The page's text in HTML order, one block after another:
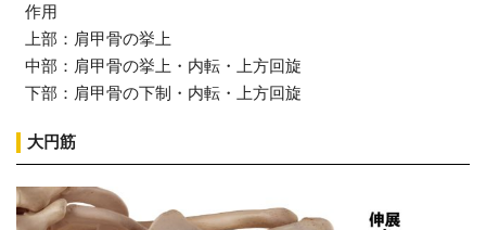
作用
上部：肩甲骨の挙上
中部：肩甲骨の挙上・内転・上方回旋
下部：肩甲骨の下制・内転・上方回旋
大円筋